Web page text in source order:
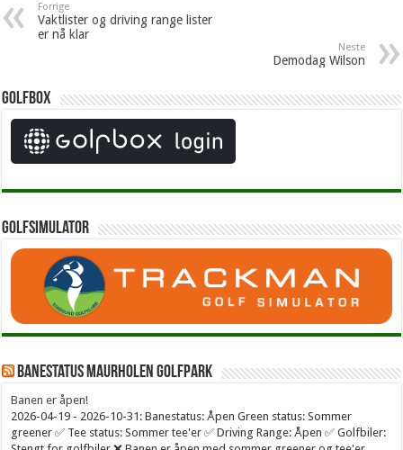
Forrige
Vaktlister og driving range lister
er nå klar
Neste
Demodag Wilson
Golfbox
Golfsimulator
Banestatus Maurholen Golfpark
Banen er åpen!
2026-04-19 - 2026-10-31: Banestatus: Åpen Green status: Sommer
greener ✅ Tee status: Sommer tee'er ✅ Driving Range: Åpen ✅ Golfbiler: